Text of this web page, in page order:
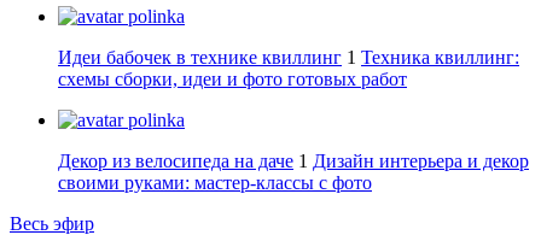
polinka
Идеи бабочек в технике квиллинг 1 Техника квиллинг:
схемы сборки, идеи и фото готовых работ
polinka
Декор из велосипеда на даче 1 Дизайн интерьера и декор
своими руками: мастер-классы с фото
Весь эфир